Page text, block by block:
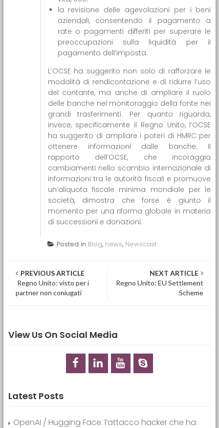
la revisione delle agevolazioni per i beni
aziendali, consentendo il pagamento a
rate o pagamenti differiti per superare le
preoccupazioni sulla liquidità per il
pagamento dell’imposta.
L’OCSE ha suggerito non solo di rafforzare le
modalità di rendicontazione e di ridurre l’uso
del contante, ma anche di ampliare il ruolo
delle banche nel monitoraggio della fonte nei
grandi trasferimenti. Per quanto riguarda,
invece, specificamente il Regno Unito, l’OCSE
ha suggerito di ampliare i poteri di HMRC per
ottenere informazioni dalle banche. Il
rapporto dell’OCSE, che incoraggia
cambiamenti nello scambio internazionale di
informazioni tra le autorità fiscali e promuove
un’aliquota fiscale minima mondiale per le
società, dimostra che forse è giunto il
momento per una riforma globale in materia
di successioni e donazioni.
Posted in Blog, news, Newscast
Post navigation
PREVIOUS ARTICLE
Regno Unito: visto per i
partner non coniugati
NEXT ARTICLE
Regno Unito: EU Settlement
Scheme
View Us On Social Media
Latest Posts
OpenAI / Hugging Face: l’attacco hacker che ha